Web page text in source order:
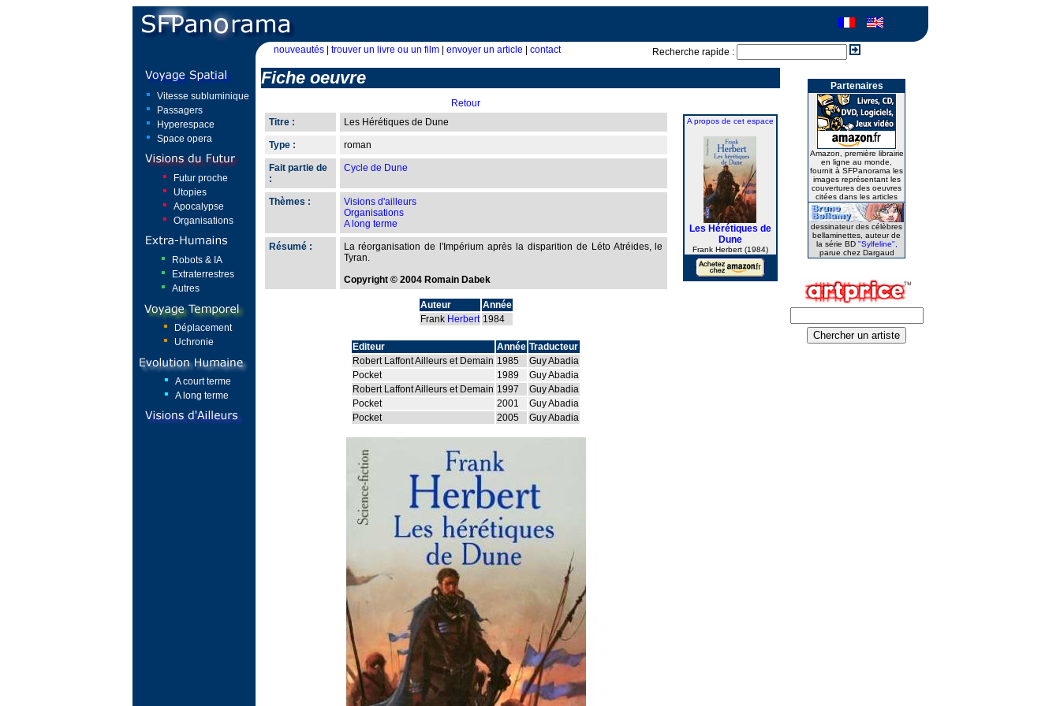
nouveautés| trouver un livre ou un film| envoyer un article contact Recherche rapide :
Vitesse subluminique
Passagers
Hyperespace
Space opera
Futur proche
Utopies
Apocalypse
Organisations
Robots & IA
Extraterrestres
Autres
Déplacement
Uchronie
A court terme
A long terme
Fiche oeuvre
Retour
Titre :
Les Hérétiques de Dune
Type : roman
Fait partie de
:
Cycle de Dune
Thèmes :
Visions d'ailleurs
Organisations
A long terme
Résumé :
La réorganisation de l'Impérium après la disparition de Léto Atréides, le
Tyran.
Copyright © 2004 Romain Dabek
Auteur
Année
Frank Herbert 1984
Editeur Année Traducteur
Robert Laffont Ailleurs et Demain 1985
Guy Abadia
Pocket
1989
Guy Abadia
Robert Laffont Ailleurs et Demain 1997
Guy Abadia
Pocket
2001
Guy Abadia
Pocket
2005 Guy Abadia
A propos de cet espace
Les Hérétiques de
Dune
Frank Herbert (1984)
Partenaires
Amazon, première librairie
en ligne au monde,
fournit à SFPanorama les
images représentant les
couvertures des oeuvres
citées dans les articles
dessinateur des célèbres
bellaminettes, auteur de
la série BD "Sylfeline",
parue chez Dargaud